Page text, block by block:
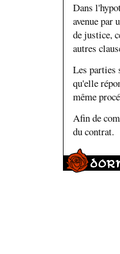
Dans
avenue par
de justice,
autres
Les parties
qu'elle
même
Afin de
du contrat.